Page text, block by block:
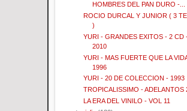
HOMBRES DEL PAN DURO -...
ROCIO DURCAL Y JUNIOR ( 3
)
YURI - GRANDES EXITOS - 2 CD
2010
YURI - MAS FUERTE QUE LA
1996
YURI - 20 DE COLECCION - 1993
TROPICALISSIMO - ADELANTOS
LA ERA DEL VINILO - VOL 11